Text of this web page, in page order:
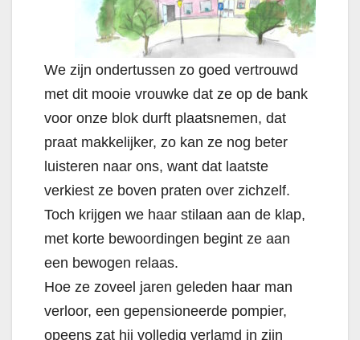
We zijn ondertussen zo goed vertrouwd
met dit mooie vrouwke dat ze op de bank
voor onze blok durft plaatsnemen, dat
praat makkelijker, zo kan ze nog beter
luisteren naar ons, want dat laatste
verkiest ze boven praten over zichzelf.
Toch krijgen we haar stilaan aan de klap,
met korte bewoordingen begint ze aan
een bewogen relaas.
Hoe ze zoveel jaren geleden haar man
verloor, een gepensioneerde pompier,
opeens zat hij volledig verlamd in zijn